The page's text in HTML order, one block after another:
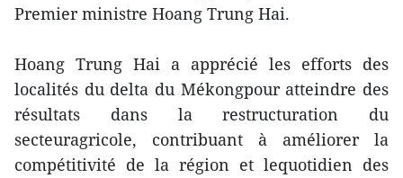
Premier ministre Hoang Trung Hai.
Hoang Trung Hai a apprécié les efforts des
localités du delta du Mékongpour atteindre des
résultats dans la restructuration du
secteuragricole, contribuant à améliorer la
compétitivité de la région et lequotidien des